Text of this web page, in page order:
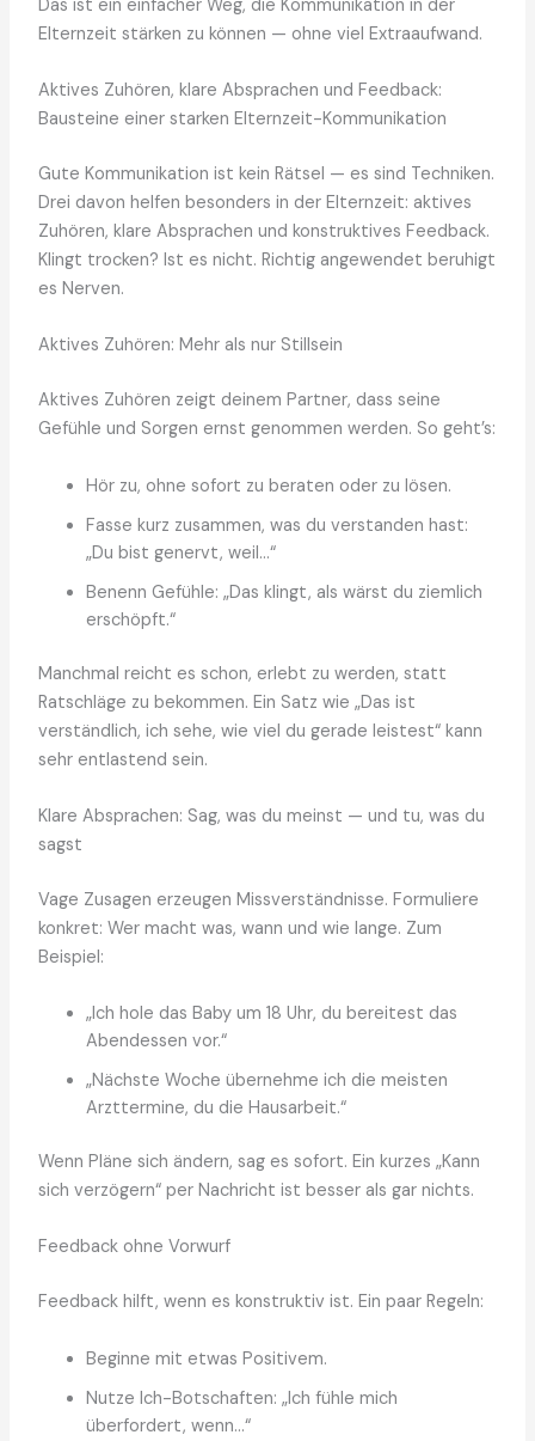
Das ist ein einfacher Weg, die Kommunikation in der
Elternzeit stärken zu können — ohne viel Extraaufwand.
Aktives Zuhören, klare Absprachen und Feedback:
Bausteine einer starken Elternzeit-Kommunikation
Gute Kommunikation ist kein Rätsel — es sind Techniken.
Drei davon helfen besonders in der Elternzeit: aktives
Zuhören, klare Absprachen und konstruktives Feedback.
Klingt trocken? Ist es nicht. Richtig angewendet beruhigt
es Nerven.
Aktives Zuhören: Mehr als nur Stillsein
Aktives Zuhören zeigt deinem Partner, dass seine
Gefühle und Sorgen ernst genommen werden. So geht’s:
Hör zu, ohne sofort zu beraten oder zu lösen.
Fasse kurz zusammen, was du verstanden hast:
„Du bist genervt, weil…“
Benenn Gefühle: „Das klingt, als wärst du ziemlich
erschöpft.“
Manchmal reicht es schon, erlebt zu werden, statt
Ratschläge zu bekommen. Ein Satz wie „Das ist
verständlich, ich sehe, wie viel du gerade leistest“ kann
sehr entlastend sein.
Klare Absprachen: Sag, was du meinst — und tu, was du
sagst
Vage Zusagen erzeugen Missverständnisse. Formuliere
konkret: Wer macht was, wann und wie lange. Zum
Beispiel:
„Ich hole das Baby um 18 Uhr, du bereitest das
Abendessen vor.“
„Nächste Woche übernehme ich die meisten
Arzttermine, du die Hausarbeit.“
Wenn Pläne sich ändern, sag es sofort. Ein kurzes „Kann
sich verzögern“ per Nachricht ist besser als gar nichts.
Feedback ohne Vorwurf
Feedback hilft, wenn es konstruktiv ist. Ein paar Regeln:
Beginne mit etwas Positivem.
Nutze Ich-Botschaften: „Ich fühle mich
überfordert, wenn…“